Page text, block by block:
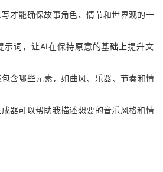
才能确保故事角色、情节和世界观的一
示词，让AI在保持原意的基础上提升文
含哪些元素，如曲风、乐器、节奏和情
器可以帮助我描述想要的音乐风格和情